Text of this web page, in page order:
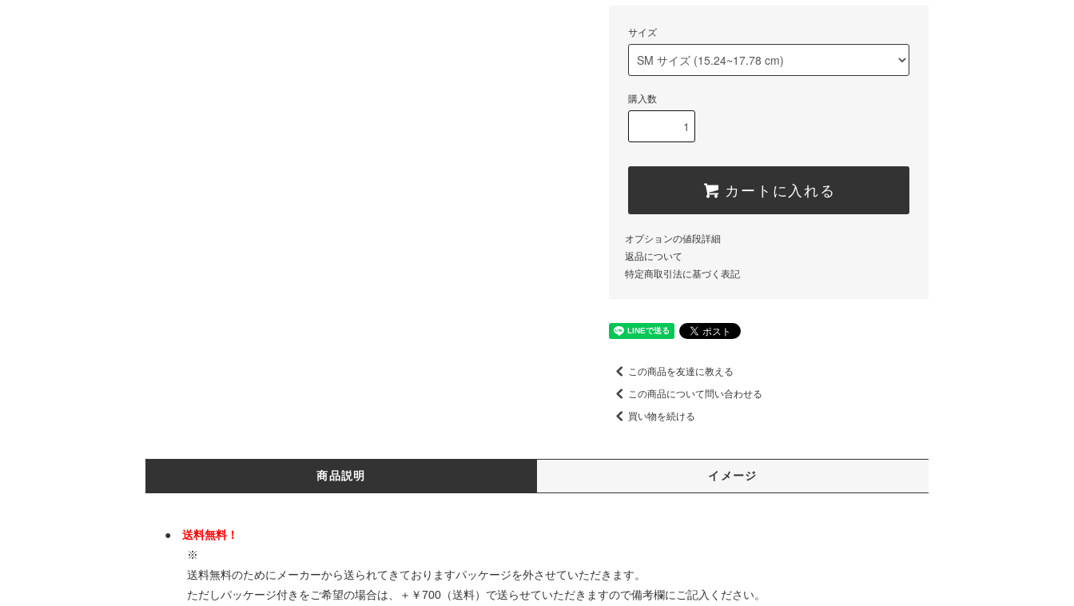
サイズ
購入数
カートに入れる
オプションの値段詳細
返品について
特定商取引法に基づく表記
この商品を友達に教える
この商品について問い合わせる
買い物を続ける
商品説明 イメージ
● 送料無料！
※
送料無料のためにメーカーから送られてきておりますパッケージを外させていただきます。
ただしパッケージ付きをご希望の場合は、＋￥700（送料）で送らせていただきますので備考欄にご記入ください。